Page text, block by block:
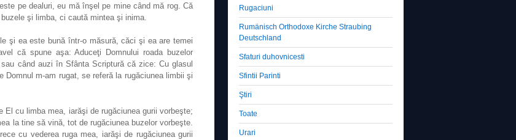
pe dealuri, eu mă înşel pe mine când mă rog. Că
şi limba, ci caută mintea şi inima.
şi ea este bună într-o măsură, căci şi ea are temei
că spune aşa: Aduceţi Domnului roada buzelor
când auzi în Sfânta Scriptură că zice: Cu glasul
m-am rugat, se referă la rugăciunea limbii şi
cu limba mea, iarăşi de rugăciunea gurii vorbeşte;
la tine să vină, tot de rugăciunea buzelor vorbeşte.
cu vederea ruga mea, iarăşi de rugăciunea gurii
Rugaciuni
Rumänisch Orthodoxe Kirche Straubing
Deutschland
Sfaturi duhovnicesti
Sfintii Parinti
Ştiri
Toate
Urari